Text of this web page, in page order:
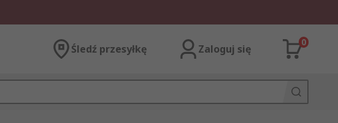
Śledź przesyłkę Zaloguj się
0